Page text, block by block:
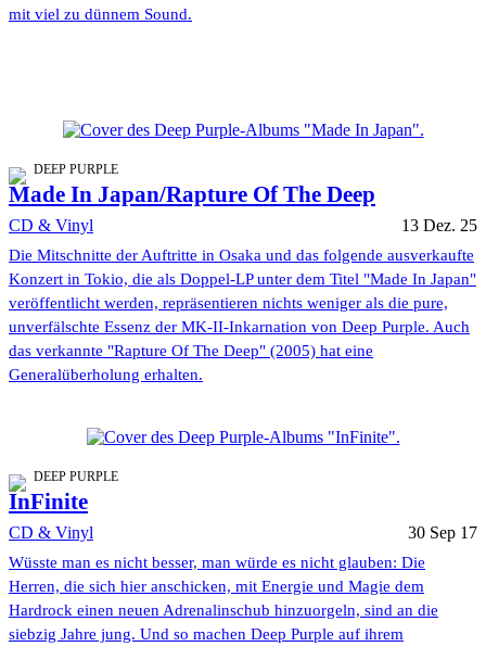
mit viel zu dünnem Sound.
DEEP PURPLE
Made In Japan/Rapture Of The Deep
CD & Vinyl 13 Dez. 25
Die Mitschnitte der Auftritte in Osaka und das folgende ausverkaufte
Konzert in Tokio, die als Doppel-LP unter dem Titel "Made In Japan"
veröffentlicht werden, repräsentieren nichts weniger als die pure,
unverfälschte Essenz der MK-II-Inkarnation von Deep Purple. Auch
das verkannte "Rapture Of The Deep" (2005) hat eine
Generalüberholung erhalten.
DEEP PURPLE
InFinite
CD & Vinyl 30 Sep 17
Wüsste man es nicht besser, man würde es nicht glauben: Die
Herren, die sich hier anschicken, mit Energie und Magie dem
Hardrock einen neuen Adrenalinschub hinzuorgeln, sind an die
siebzig Jahre jung. Und so machen Deep Purple auf ihrem